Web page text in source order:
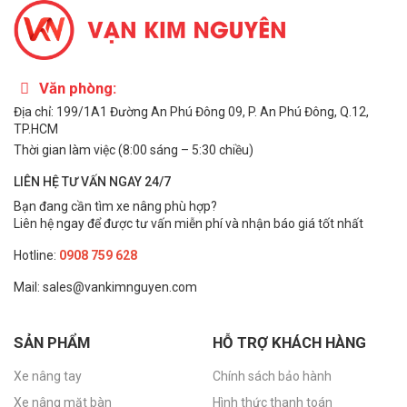
tính tham khảo
và có thể thay đổi tùy vào thời điểm hoặc
chương trình khuyến mãi.
rộngtải nặng
Văn phòng:
Địa chỉ: 199/1A1 Đường An Phú Đông 09, P. An Phú Đông, Q.12,
TP.HCM
Thời gian làm việc (8:00 sáng – 5:30 chiều)
LIÊN HỆ TƯ VẤN NGAY 24/7
Bạn đang cần tìm xe nâng phù hợp?
Liên hệ ngay để được tư vấn miễn phí và nhận báo giá tốt nhất
Hotline: 0908 759 628
Mail: sales@vankimnguyen.com
SẢN PHẨM
Xe nâng tay
Xe nâng mặt bàn
HỖ TRỢ KHÁCH HÀNG
Chính sách bảo hành
Hình thức thanh toán